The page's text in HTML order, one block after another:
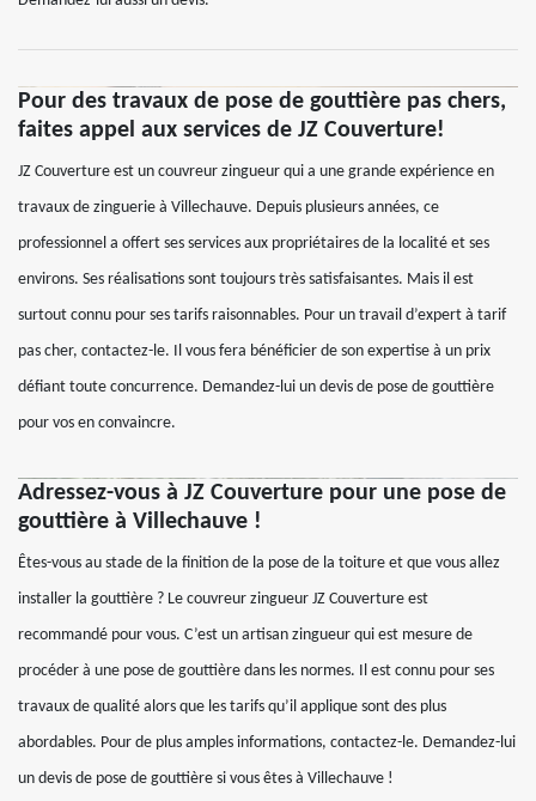
Pour des travaux de pose de gouttière pas chers,
faites appel aux services de JZ Couverture!
JZ Couverture est un couvreur zingueur qui a une grande expérience en
travaux de zinguerie à Villechauve. Depuis plusieurs années, ce
professionnel a offert ses services aux propriétaires de la localité et ses
environs. Ses réalisations sont toujours très satisfaisantes. Mais il est
surtout connu pour ses tarifs raisonnables. Pour un travail d’expert à tarif
pas cher, contactez-le. Il vous fera bénéficier de son expertise à un prix
défiant toute concurrence. Demandez-lui un devis de pose de gouttière
pour vos en convaincre.
Adressez-vous à JZ Couverture pour une pose de
gouttière à Villechauve !
Êtes-vous au stade de la finition de la pose de la toiture et que vous allez
installer la gouttière ? Le couvreur zingueur JZ Couverture est
recommandé pour vous. C’est un artisan zingueur qui est mesure de
procéder à une pose de gouttière dans les normes. Il est connu pour ses
travaux de qualité alors que les tarifs qu’il applique sont des plus
abordables. Pour de plus amples informations, contactez-le. Demandez-lui
un devis de pose de gouttière si vous êtes à Villechauve !